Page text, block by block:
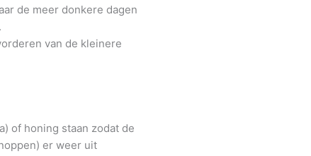
de meer donkere dagen
van de kleinere
of honing staan zodat de
er weer uit